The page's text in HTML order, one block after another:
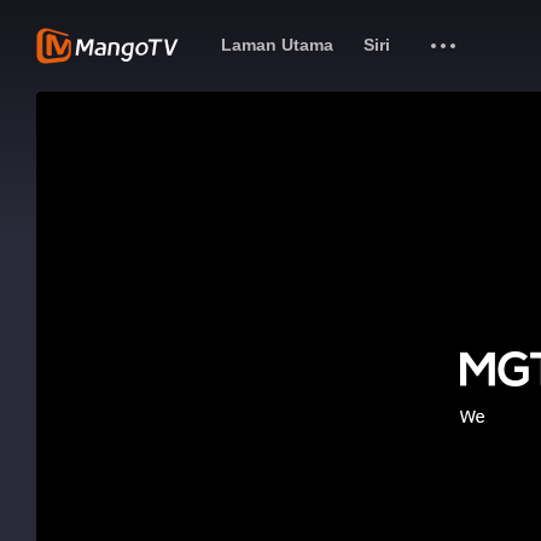
Laman Utama Siri